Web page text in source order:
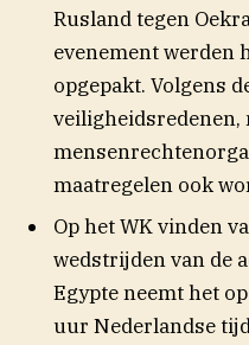
Rusland tegen
evenement werden
opgepakt. Volgens
veiligheidsredenen,
maatregelen ook
Op het WK vinden
wedstrijden van de
Egypte neemt het
uur Nederlandse